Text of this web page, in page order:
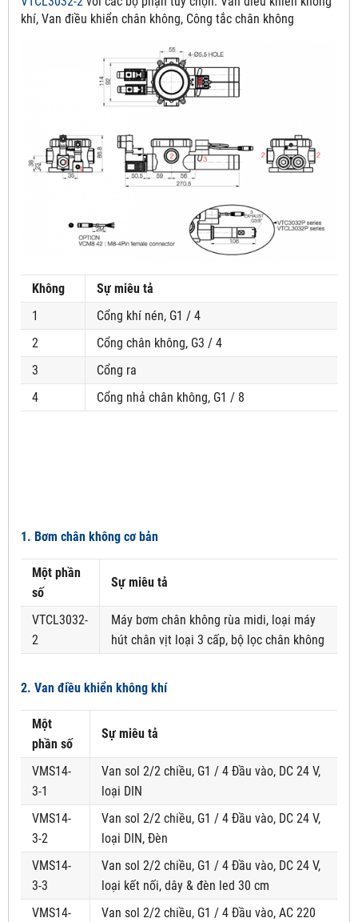
khí, Van điều khiển chân không, Công tắc chân không
Không
Sự miêu tả
1
Cổng khí nén, G1 / 4
2
Cổng chân không, G3 / 4
3
Cổng ra
4
Cổng nhả chân không, G1 / 8
1. Bơm chân không cơ bản
Một phần
số
Sự miêu tả
VTCL3032-
2
Máy bơm chân không rùa midi, loại máy
hút chân vịt loại 3 cấp, bộ lọc chân không
2. Van điều khiển không khí
Một
phần số
Sự miêu tả
VMS14-
3-1
Van sol 2/2 chiều, G1 / 4 Đầu vào, DC 24 V,
loại DIN
VMS14-
3-2
Van sol 2/2 chiều, G1 / 4 Đầu vào, DC 24 V,
loại DIN, Đèn
VMS14-
3-3
Van sol 2/2 chiều, G1 / 4 Đầu vào, DC 24 V,
loại kết nối, dây & đèn led 30 cm
VMS14-
Van sol 2/2 chiều, G1 / 4 Đầu vào, AC 220